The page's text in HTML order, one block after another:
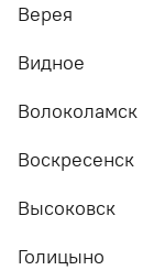
Верея
Видное
Волоколамск
Воскресенск
Высоковск
Голицыно